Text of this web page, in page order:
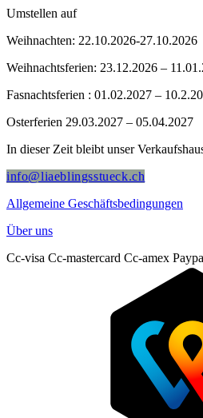
Umstellen auf
Weihnachten: 22.10.2026-27.10.2026
Weihnachtsferien: 23.12.2026 –
Fasnachtsferien : 01.02.2027 –
Osterferien 29.03.2027 – 05.04.2027
In dieser Zeit bleibt unser
info@liaeblingsstueck.ch
Allgemeine Geschäftsbedingungen
Über uns
Cc-visa Cc-mastercard Cc-amex